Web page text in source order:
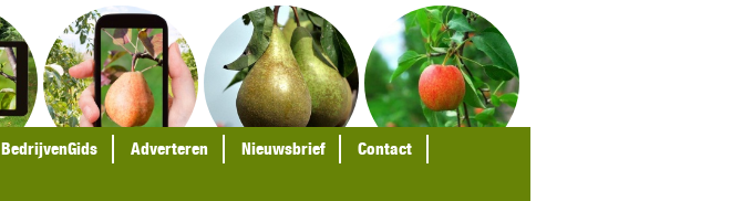
BedrijvenGids Adverteren Nieuwsbrief Contact